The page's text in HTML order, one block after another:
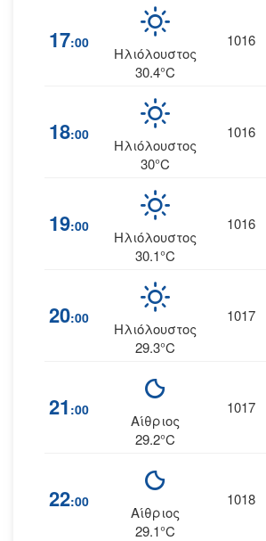
17:00
Ηλιόλουστος
30.4°C
1016
18:00
Ηλιόλουστος
30°C
1016
19:00
Ηλιόλουστος
30.1°C
1016
20:00
Ηλιόλουστος
29.3°C
1017
21 :00
Αίθριος
29.2°C
1017
22:00
Αίθριος
29.1°C
1018